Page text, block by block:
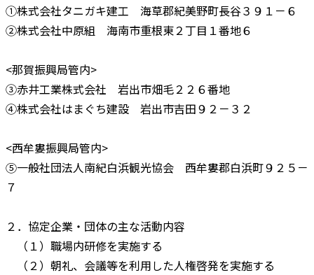
①株式会社タニガキ建工 海草郡紀美野町長谷３９１－６
②株式会社中原組 海南市重根東２丁目１番地６
<那賀振興局管内>
③赤井工業株式会社 岩出市畑毛２２６番地
④株式会社はまぐち建設 岩出市吉田９２－３２
<西牟婁振興局管内>
⑤一般社団法人南紀白浜観光協会 西牟婁郡白浜町９２５－
７
２．協定企業・団体の主な活動内容
（１）職場内研修を実施する
（２）朝礼、会議等を利用した人権啓発を実施する